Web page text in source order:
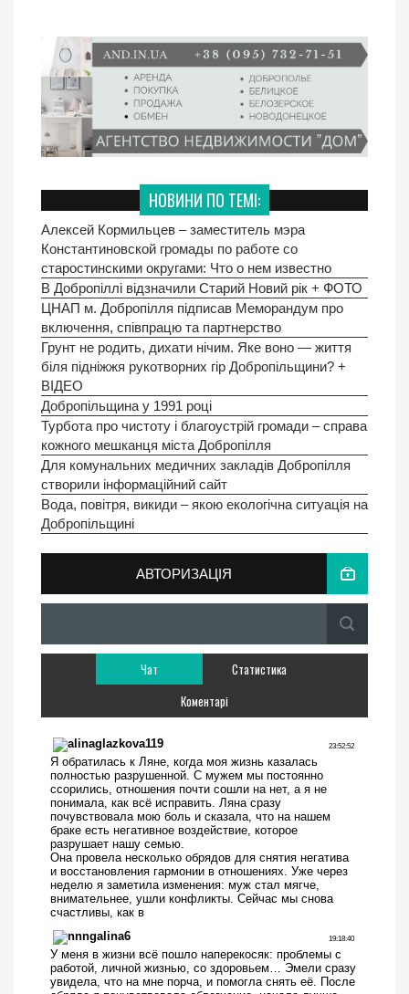
НОВИНИ ПО ТЕМІ:
Алексей Кормильцев – заместитель мэра
Константиновской громады по работе со
старостинскими округами: Что о нем известно
В Добропіллі відзначили Старий Новий рік + ФОТО
ЦНАП м. Добропілля підписав Меморандум про
включення, співпрацю та партнерство
Грунт не родить, дихати нічим. Яке воно — життя
біля підніжжя рукотворних гір Добропільщини? +
ВІДЕО
Добропільщина у 1991 році
Турбота про чистоту і благоустрій громади – справа
кожного мешканця міста Добропілля
Для комунальних медичних закладів Добропілля
створили інформаційний сайт
Вода, повітря, викиди – якою екологічна ситуація на
Добропільщині
АВТОРИЗАЦІЯ
Чат
Статистика
Коментарі